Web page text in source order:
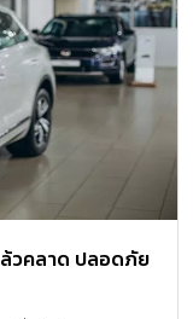
”​ ไปกับ “บางปะกอก
วนหนึ่ง นำไปสร้าง
ปแพ็กเกจสุดคุ้มราคา
นอกจากนี้ยังมีบริการ
ำกัด) หลากหลาย
ำตาลปลายนิ้ว วัดค่า
วจองค์ประกอบ
วคลาด ปลอดภัย